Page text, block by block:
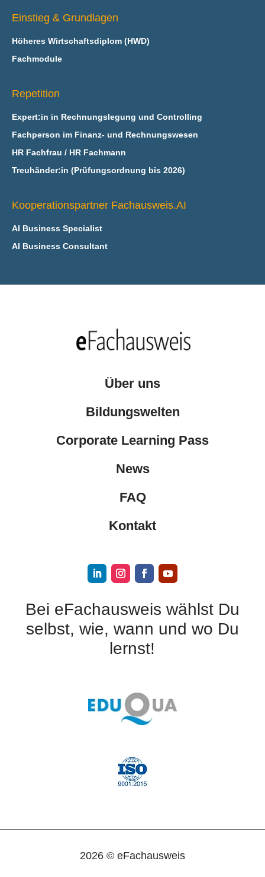
Einstieg & Grundlagen
Höheres Wirtschaftsdiplom (HWD)
Fachmodule
Repetition
Expert:in in Rechnungslegung und Controlling
Fachperson im Finanz- und Rechnungswesen
HR Fachfrau / HR Fachmann
Treuhänder:in (Prüfungsordnung bis 2026)
Kooperationspartner Fachausweis.AI
AI Business Specialist
AI Business Consultant
Über uns
Bildungswelten
Corporate Learning Pass
News
FAQ
Kontakt
Bei eFachausweis wählst Du
selbst, wie, wann und wo Du
lernst!
2026 © eFachausweis